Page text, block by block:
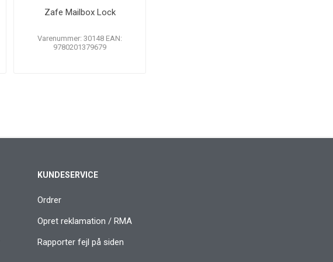
Zafe Mailbox Lock
Varenummer: 30148 EAN:
9780201379679
KUNDESERVICE
Ordrer
Opret reklamation / RMA
Rapporter fejl på siden